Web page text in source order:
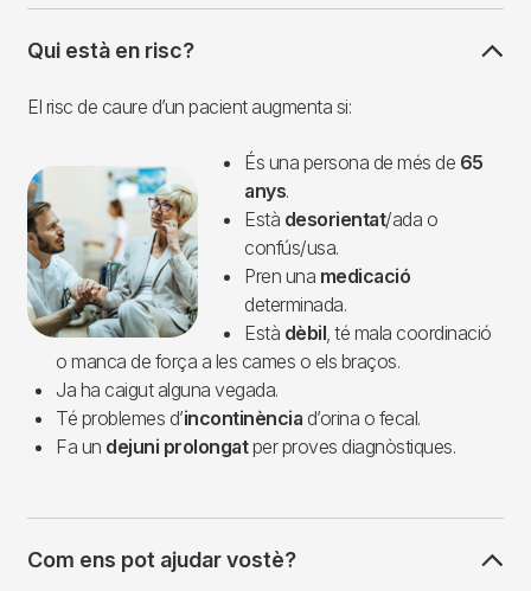
Qui està en risc?
El risc de caure d’un pacient augmenta si:
Imagen
És una persona de més de 65
anys.
Està desorientat/ada o
confús/usa.
Pren una medicació
determinada.
Està dèbil, té mala coordinació
o manca de força a les cames o els braços.
Ja ha caigut alguna vegada.
Té problemes d’incontinència d’orina o fecal.
Fa un dejuni prolongatper proves diagnòstiques.
Com ens pot ajudar vostè?